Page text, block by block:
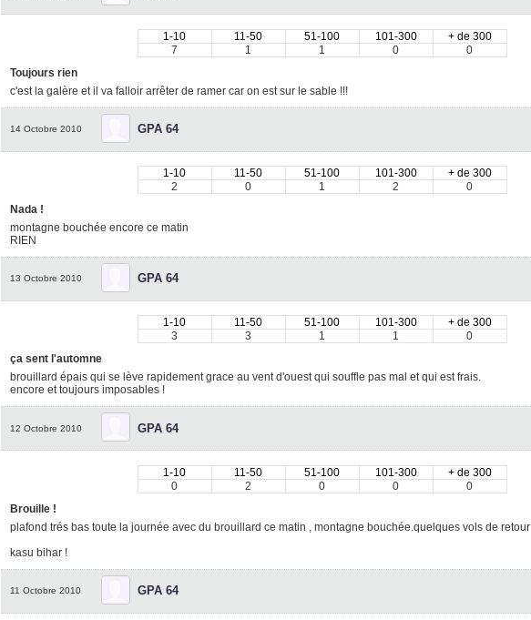
1-10 11-50 51-100 101-300
+ de 300
7
1 1 0
0
Toujours rien
c'est la galère et il va falloir arrêter de ramer car on est sur le sable !!!
14 Octobre 2010 GPA 64
1-10 11-50 51-100 101-300
+ de 300
2
0 1 2
0
Nada !
montagne bouchée encore ce matin
RIEN
13 Octobre 2010 GPA 64
1-10 11-50 51-100 101-300
+ de 300
3
3 1 1
0
ça sent l'automne
brouillard épais qui se lève rapidement grace au vent d'ouest qui souffle pas mal et qui est frais.
encore et toujours imposables !
12 Octobre 2010 GPA 64
1-10 11-50 51-100 101-300
+ de 300
0
2 0 0
0
Brouille !
plafond trés bas toute la journée avec du brouillard ce matin , montagne bouchée.quelques vols de retour
kasu bihar !
11 Octobre 2010 GPA 64